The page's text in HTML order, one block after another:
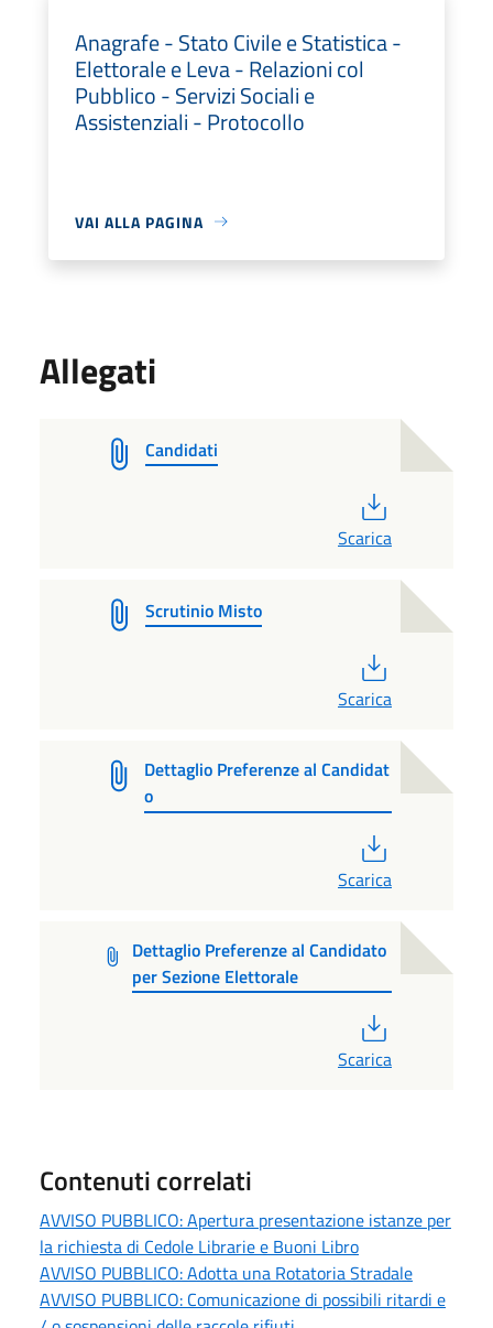
Anagrafe - Stato Civile e Statistica -
Elettorale e Leva - Relazioni col
Pubblico - Servizi Sociali e
Assistenziali - Protocollo
VAI ALLA PAGINA
Allegati
Candidati
Scarica
Scrutinio Misto
Scarica
Dettaglio Preferenze al Candidat
o
Scarica
Dettaglio Preferenze al Candidato
per Sezione Elettorale
Scarica
Contenuti correlati
AVVISO PUBBLICO: Apertura presentazione istanze per
la richiesta di Cedole Librarie e Buoni Libro
AVVISO PUBBLICO: Adotta una Rotatoria Stradale
AVVISO PUBBLICO: Comunicazione di possibili ritardi e